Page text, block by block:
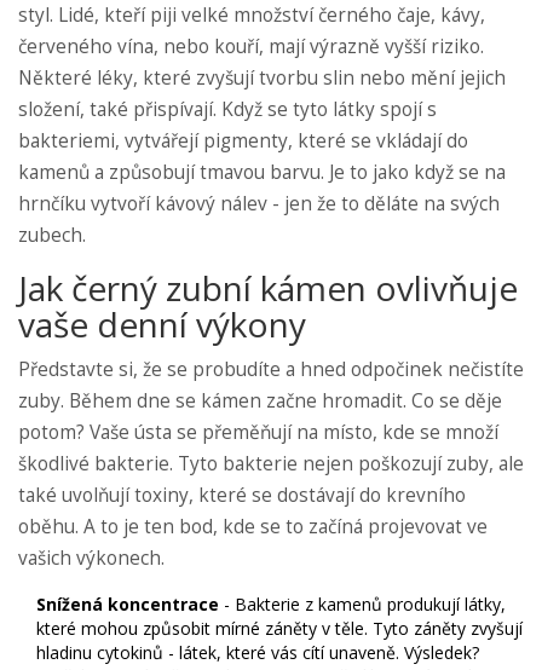
styl. Lidé, kteří piji velké množství černého čaje, kávy,
červeného vína, nebo kouří, mají výrazně vyšší riziko.
Některé léky, které zvyšují tvorbu slin nebo mění jejich
složení, také přispívají. Když se tyto látky spojí s
bakteriemi, vytvářejí pigmenty, které se vkládají do
kamenů a způsobují tmavou barvu. Je to jako když se na
hrnčíku vytvoří kávový nálev - jen že to děláte na svých
zubech.
Jak černý zubní kámen ovlivňuje
vaše denní výkony
Představte si, že se probudíte a hned odpočinek nečistíte
zuby. Během dne se kámen začne hromadit. Co se děje
potom? Vaše ústa se přeměňují na místo, kde se množí
škodlivé bakterie. Tyto bakterie nejen poškozují zuby, ale
také uvolňují toxiny, které se dostávají do krevního
oběhu. A to je ten bod, kde se to začíná projevovat ve
vašich výkonech.
Snížená koncentrace - Bakterie z kamenů produkují látky,
které mohou způsobit mírné záněty v těle. Tyto záněty zvyšují
hladinu cytokinů - látek, které vás cítí unaveně. Výsledek?